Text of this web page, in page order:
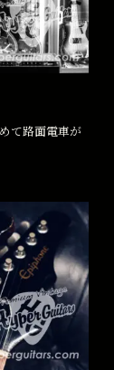
て路面電車が